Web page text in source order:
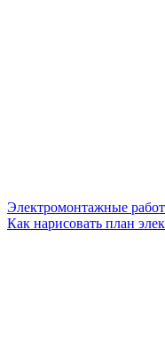
Электромонтажные
Как нарисовать план